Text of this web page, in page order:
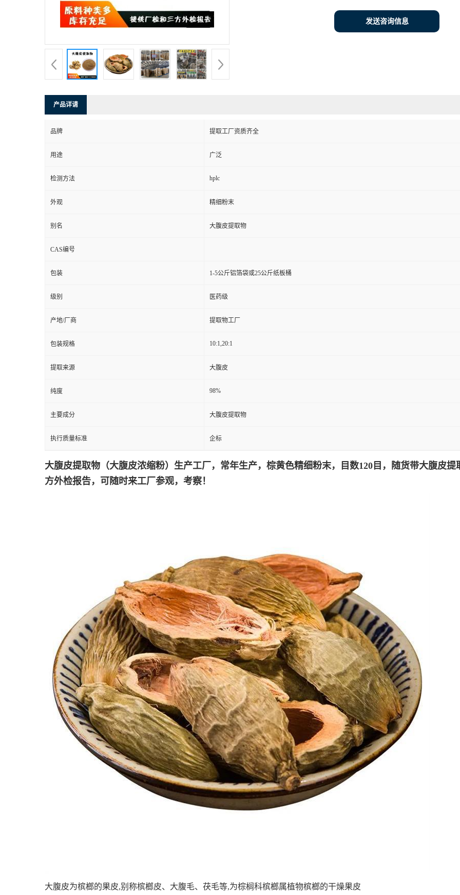
发送咨询信息
产品详请
品牌 提取工厂资质齐全
用途 广泛
检测方法 hplc
外观 精细粉末
别名 大腹皮提取物
CAS编号
包装 1-5公斤铝箔袋或25公斤纸板桶
级别 医药级
产地/厂商 提取物工厂
包装规格 10:1,20:1
提取来源 大腹皮
纯度 98%
主要成分 大腹皮提取物
执行质量标准 企标
大腹皮提取物（大腹皮浓缩粉）生产工厂，常年生产，棕黄色精细粉末，目数120目，随货带大腹皮提
方外检报告，可随时来工厂参观，考察！
大腹皮为槟榔的果皮,别称槟榔皮、大腹毛、茯毛等,为棕榈科槟榔属植物槟榔的干燥果皮